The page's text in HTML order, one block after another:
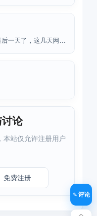
端午节快乐，今天放假最后一天了，这几天网站改了太多东西了
论
本站仅允许注册用户
免费注册
评论